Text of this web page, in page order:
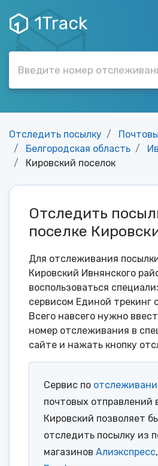
1Track
Отследить посылку
Белгородская область
Кировский поселок
Отследить
поселке
Для отслеживания
Кировский Ивнянского
воспользоваться
сервисом Единой трекинг
Всего навсего нужно
номер отслеживания в
сайте и нажать кнопку
Сервис по
почтовых отправлений
Кировский позволяет
отследить посылку из
магазинов Алиэкспресс,